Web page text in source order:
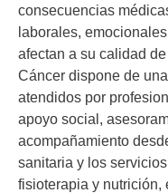
consecuencias
laborales,
afectan a su calidad
Cáncer dispone de
atendidos por
apoyo social,
acompañamiento
sanitaria y los
fisioterapia y nutrición,